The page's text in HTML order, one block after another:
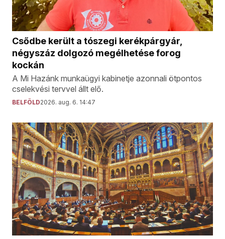
Csődbe került a tószegi kerékpárgyár,
négyszáz dolgozó megélhetése forog
kockán
A Mi Hazánk munkaügyi kabinetje azonnali ötpontos
cselekvési tervvel állt elő.
BELFÖLD2026. aug. 6. 14:47